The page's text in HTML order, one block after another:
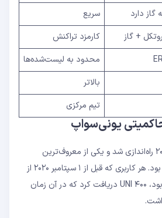
گاز دارد
سریع
+ گاز
کارمزد تراکنش
محدود به لیست‌شده‌ها
بالاتر
تیم مرکزی
در سپتامبر ۲۰۲۰ راه‌اندازی شد و یکی از معروف‌ترین
ایردراپ‌های تاریخ کریپتو بود. هر کاربری که قبل از ۱ سپتامبر ۲۰۲۰ از
یونی‌سواپ استفاده کرده بود، ۴۰۰ UNI دریافت کرد که در آن زمان